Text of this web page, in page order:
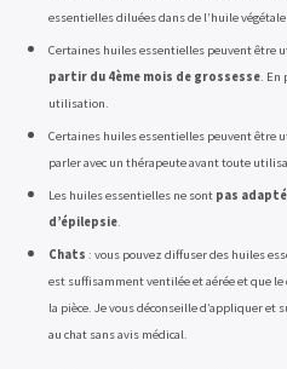
essentielles diluées dans de l’huile
Certaines huiles essentielles peuvent être
partir du 4ème mois de grossesse. En
utilisation.
Certaines huiles essentielles peuvent être
parler avec un thérapeute avant toute
Les huiles essentielles ne sont pas
d’épilepsie.
Chats : vous pouvez diffuser des huiles
est suffisamment ventilée et aérée et que
la pièce. Je vous déconseille d’appliquer
au chat sans avis médical.